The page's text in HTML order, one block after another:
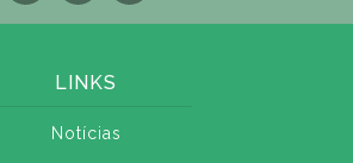
LINKS
Notícias